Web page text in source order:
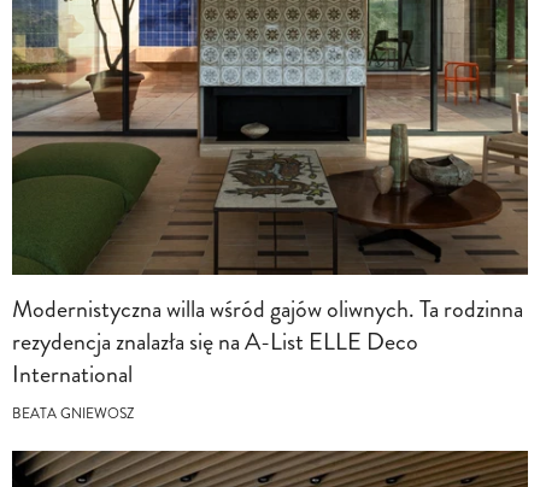
Modernistyczna willa wśród gajów oliwnych. Ta rodzinna
rezydencja znalazła się na A-List ELLE Deco
International
BEATA GNIEWOSZ